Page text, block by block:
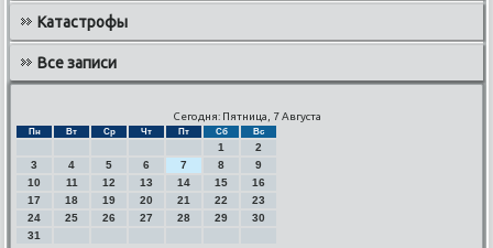
Катастрофы
Все записи
Сегодня: Пятница, 7 Августа
Пн Вт Ср Чт Пт Сб Вс
1
2
3
4 5 6 7 8
9
10
11 12 13 14 15
16
17
18 19 20 21 22
23
24
25 26 27 28 29
30
31